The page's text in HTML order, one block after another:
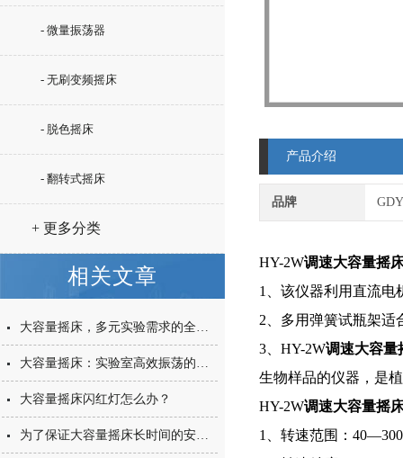
- 微量振荡器
- 无刷变频摇床
- 脱色摇床
- 翻转式摇床
+ 更多分类
相关文章
大容量摇床，多元实验需求的全方位满足与日常维护指南
大容量摇床：实验室高效振荡的得力助手
大容量摇床闪红灯怎么办？
为了保证大容量摇床长时间的安全使用，适当的维护工作可少不了
产品介绍
品牌
HY-2W调速大容量摇
1、该仪器利用直流电
2、多用弹簧试瓶架适
3、HY-2W调速大容量
生物样品的仪器，是
HY-2W调速大容量摇
1、转速范围：